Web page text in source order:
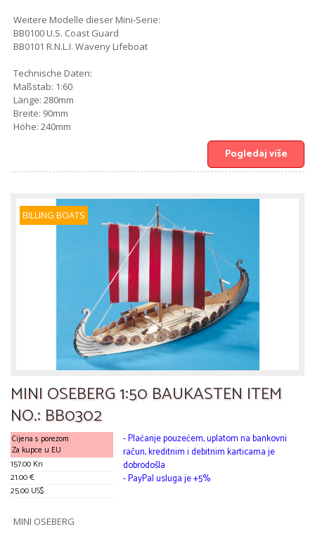
Weitere Modelle dieser Mini-Serie:
BB0100 U.S. Coast Guard
BB0101 R.N.L.I. Waveny Lifeboat
Technische Daten:
Maßstab: 1:60
Länge: 280mm
Breite: 90mm
Höhe: 240mm
Pogledaj više
BILLING BOATS
MINI OSEBERG 1:50 BAUKASTEN ITEM
NO.: BB0302
Cijena s porezom
Za kupce u EU
157.00 Kn
21.00 €
25.00 US$
- Plaćanje pouzećem, uplatom na bankovni
račun, kreditnim i debitnim karticama je
dobrodošla
- PayPal usluga je +5%
MINI OSEBERG